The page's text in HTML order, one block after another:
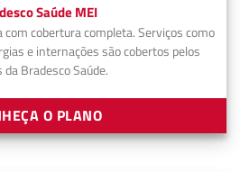
Saúde MEI
com cobertura completa. Serviços como
e internações são cobertos pelos
da Bradesco Saúde.
O PLANO